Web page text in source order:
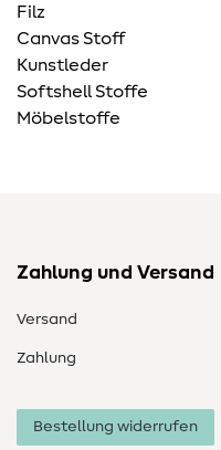
Filz
Canvas Stoff
Kunstleder
Softshell Stoffe
Möbelstoffe
Zahlung und Versand
Versand
Zahlung
Bestellung widerrufen